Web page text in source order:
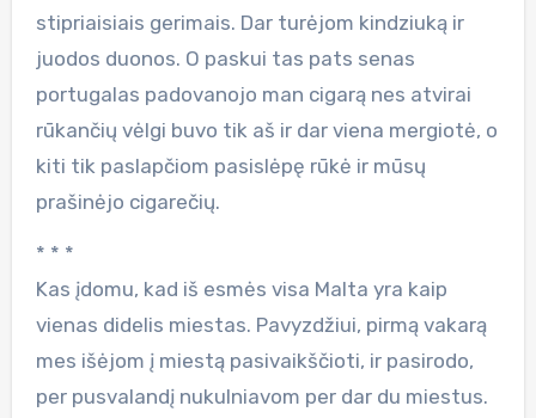
stipriaisiais gerimais. Dar turėjom kindziuką ir
juodos duonos. O paskui tas pats senas
portugalas padovanojo man cigarą nes atvirai
rūkančių vėlgi buvo tik aš ir dar viena mergiotė, o
kiti tik paslapčiom pasislėpę rūkė ir mūsų
prašinėjo cigarečių.
* * *
Kas įdomu, kad iš esmės visa Malta yra kaip
vienas didelis miestas. Pavyzdžiui, pirmą vakarą
mes išėjom į miestą pasivaikščioti, ir pasirodo,
per pusvalandį nukulniavom per dar du miestus.